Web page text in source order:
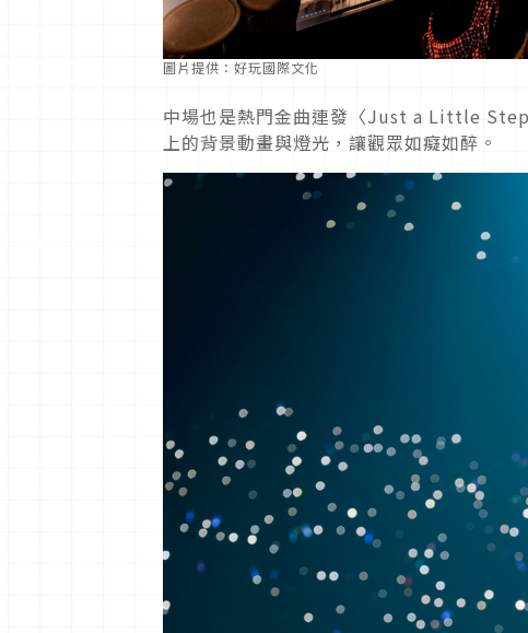
圖片提供：好玩國際文化
中場也是熱門金曲連發〈Just a Little
上的背景動畫與燈光，讓觀眾如癡如醉。